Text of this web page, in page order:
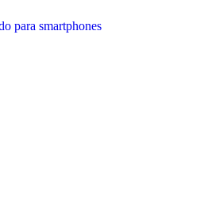
para smartphones